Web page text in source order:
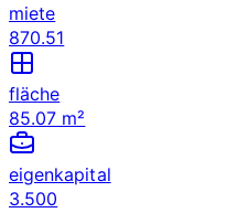
miete
870.51
fläche
85.07 m²
eigenkapital
3.500